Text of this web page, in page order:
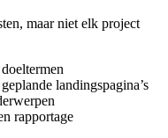
maar niet elk project
landingspagina’s
rapportage